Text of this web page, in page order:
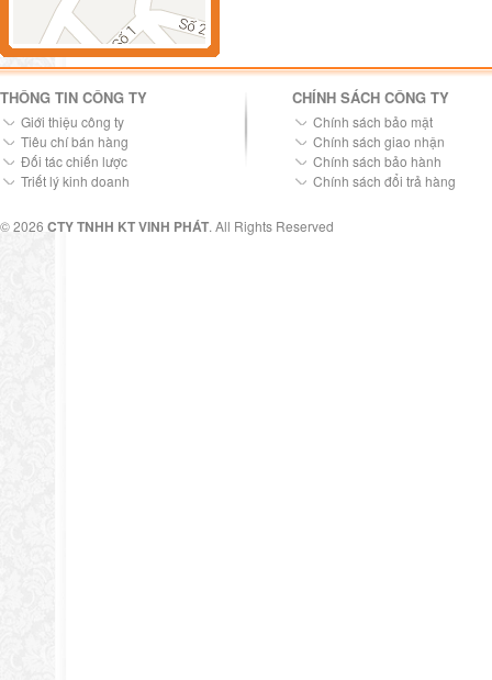
THÔNG TIN CÔNG TY
Giới thiệu công ty
Tiêu chí bán hàng
Đối tác chiến lược
Triết lý kinh doanh
CHÍNH SÁCH CÔNG TY
Chính sách bảo mật
Chính sách giao nhận
Chính sách bảo hành
Chính sách đổi trả hàng
© 2026 CTY TNHH KT VINH PHÁT. All Rights Reserved